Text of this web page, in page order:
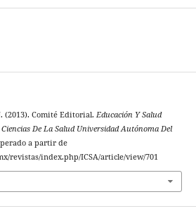
(2013). Comité Editorial. Educación Y Salud
De La Salud Universidad Autónoma Del
a partir de
revistas/index.php/ICSA/article/view/701